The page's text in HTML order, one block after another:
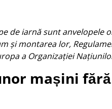
de iarnă sunt anvelopele
şi montarea lor,
a Organizației
mașini